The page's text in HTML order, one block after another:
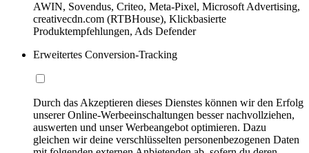
AWIN, Sovendus, Criteo, Meta-Pixel, Microsoft Advertising,
creativecdn.com (RTBHouse), Klickbasierte
Produktempfehlungen, Ads Defender
Erweitertes Conversion-Tracking
Durch das Akzeptieren dieses Dienstes können wir den Erfolg
unserer Online-Werbeeinschaltungen besser nachvollziehen,
auswerten und unser Werbeangebot optimieren. Dazu
gleichen wir deine verschlüsselten personenbezogenen Daten